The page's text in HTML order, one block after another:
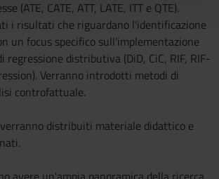
che hai fornito loro o che hanno
dei loro servizi.
(ATE, CATE, ATT, LATE, ITT e QTE).
i risultati che riguardano l'identificazione
un focus specifico sull'implementazione
regressione distributiva (DiD, CiC, RIF, RIF-
Verranno introdotti metodi di
controfattuale.
distribuiti materiale didattico e